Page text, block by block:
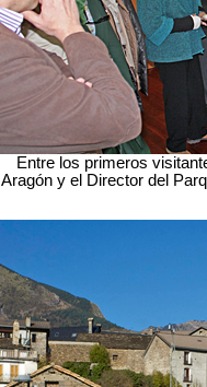
Entre los primeros
Aragón y el Director del